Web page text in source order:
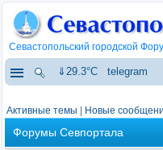
Севастопольский городской
⇓29.3°C telegram
Активные темы Новые
Форумы Севпортала